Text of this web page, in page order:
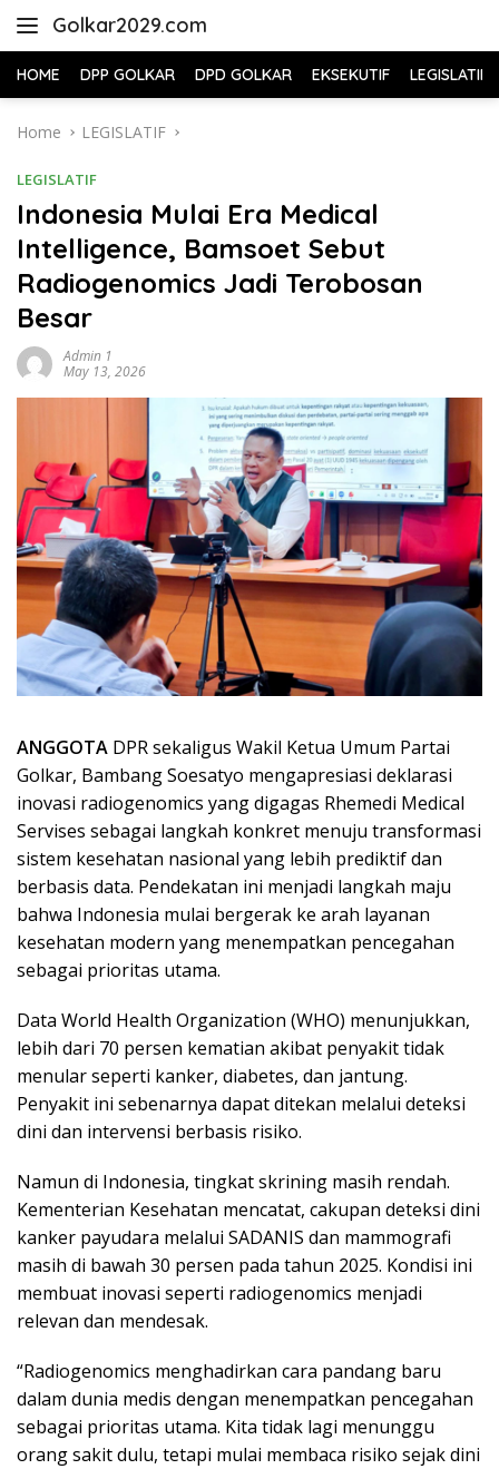
Golkar2029.com
HOME DPP GOLKAR DPD GOLKAR EKSEKUTIF LEGISLATIF
Home LEGISLATIF
LEGISLATIF
Indonesia Mulai Era Medical
Intelligence, Bamsoet Sebut
Radiogenomics Jadi Terobosan
Besar
Admin 1
May 13, 2026
ANGGOTA DPR sekaligus Wakil Ketua Umum Partai
Golkar, Bambang Soesatyo mengapresiasi deklarasi
inovasi radiogenomics yang digagas Rhemedi Medical
Servises sebagai langkah konkret menuju transformasi
sistem kesehatan nasional yang lebih prediktif dan
berbasis data. Pendekatan ini menjadi langkah maju
bahwa Indonesia mulai bergerak ke arah layanan
kesehatan modern yang menempatkan pencegahan
sebagai prioritas utama.
Data World Health Organization (WHO) menunjukkan,
lebih dari 70 persen kematian akibat penyakit tidak
menular seperti kanker, diabetes, dan jantung.
Penyakit ini sebenarnya dapat ditekan melalui deteksi
dini dan intervensi berbasis risiko.
Namun di Indonesia, tingkat skrining masih rendah.
Kementerian Kesehatan mencatat, cakupan deteksi dini
kanker payudara melalui SADANIS dan mammografi
masih di bawah 30 persen pada tahun 2025. Kondisi ini
membuat inovasi seperti radiogenomics menjadi
relevan dan mendesak.
“Radiogenomics menghadirkan cara pandang baru
dalam dunia medis dengan menempatkan pencegahan
sebagai prioritas utama. Kita tidak lagi menunggu
orang sakit dulu, tetapi mulai membaca risiko sejak dini